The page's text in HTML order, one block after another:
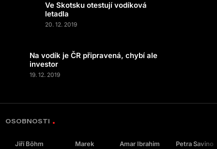
Ve Skotsku otestují vodíková
letadla
20. 12. 2019
Na vodík je ČR připravená, chybí ale
investor
19. 12. 2019
OSOBNOSTI
Jiří Böhm
Marek
Amar Ibrahim Petra Savino